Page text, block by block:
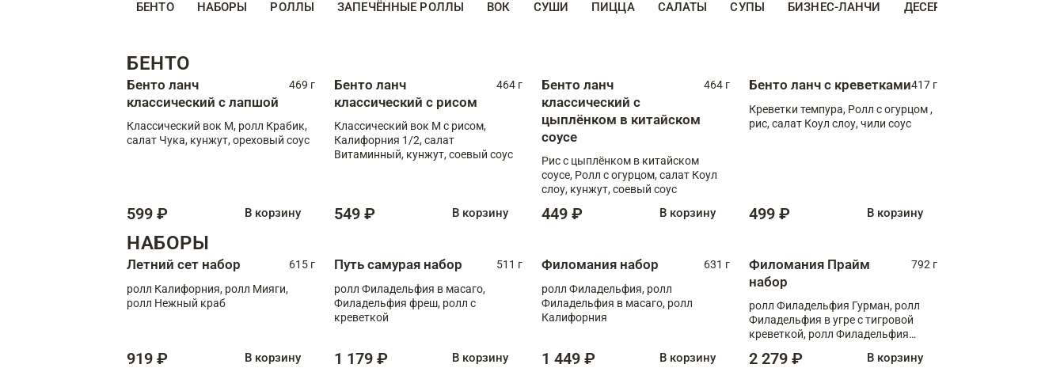
БЕНТО НАБОРЫ РОЛЛЫ ЗАПЕЧЁННЫЕ РОЛЛЫ ВОК СУШИ ПИЦЦА САЛАТЫ СУПЫ БИЗНЕС-ЛАНЧИ ДЕСЕРТЫ
БЕНТО
Бенто ланч
классический с лапшой
469 г
Классический вок М, ролл Крабик,
салат Чука, кунжут, ореховый соус
599 ₽ В корзину
Бенто ланч
классический с рисом
464 г
Классический вок М с рисом,
Калифорния 1/2, салат
Витаминный, кунжут, соевый соус
549 ₽ В корзину
Бенто ланч
классический с
цыплёнком в китайском
соусе
464 г
Рис с цыплёнком в китайском
соусе, Ролл с огурцом, салат Коул
слоу, кунжут, соевый соус
449 ₽ В корзину
Бенто ланч с креветками417 г
Креветки темпура, Ролл с огурцом ,
рис, салат Коул слоу, чили соус
499 ₽ В корзину
НАБОРЫ
Летний сет набор
615 г
ролл Калифорния, ролл Мияги,
ролл Нежный краб
919 ₽ В корзину
Путь самурая набор
511 г
ролл Филадельфия в масаго,
Филадельфия фреш, ролл с
креветкой
1 179 ₽ В корзину
Филомания набор
631 г
ролл Филадельфия, ролл
Филадельфия в масаго, ролл
Калифорния
1 449 ₽ В корзину
Филомания Прайм
набор
792 г
ролл Филадельфия Гурман, ролл
Филадельфия в угре с тигровой
креветкой, ролл Филадельфия
2 279 ₽ В корзину